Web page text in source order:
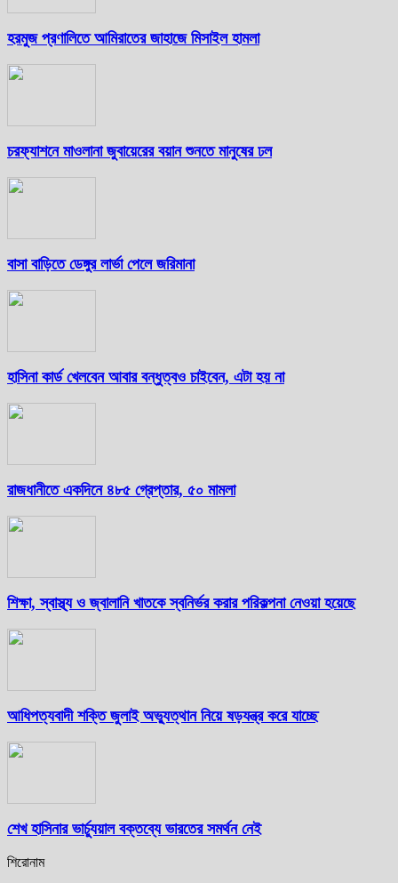
হরমুজ প্রণালিতে আমিরাতের জাহাজে মিসাইল হামলা
চরফ্যাশনে মাওলানা জুবায়েরের বয়ান শুনতে মানুষের ঢল
বাসা বাড়িতে ডেঙ্গুর লার্ভা পেলে জরিমানা
হাসিনা কার্ড খেলবেন আবার বন্ধুত্বও চাইবেন, এটা হয় না
রাজধানীতে একদিনে ৪৮৫ গ্রেপ্তার, ৫০ মামলা
শিক্ষা, স্বাস্থ্য ও জ্বালানি খাতকে স্বনির্ভর করার পরিকল্পনা নেওয়া হয়েছে
আধিপত্যবাদী শক্তি জুলাই অভ্যুত্থান নিয়ে ষড়যন্ত্র করে যাচ্ছে
শেখ হাসিনার ভার্চ্যুয়াল বক্তব্যে ভারতের সমর্থন নেই
শিরোনাম